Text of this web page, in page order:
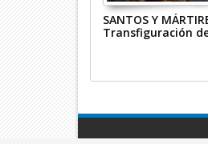
SANTOS Y
Transfiguración